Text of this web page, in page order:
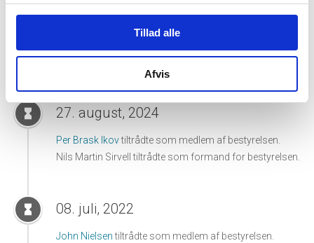
Tillad alle
Afvis
Carsten Stubkjær Mummtiltrådte som adm. direktør for
bestyrelsen.
hourglass_full 27. august, 2024
Per Brask Ikovtiltrådte som medlem af bestyrelsen.
Nils Martin Sirvell tiltrådte som formand for bestyrelsen.
hourglass_full 08. juli, 2022
John Nielsentiltrådte som medlem af bestyrelsen.